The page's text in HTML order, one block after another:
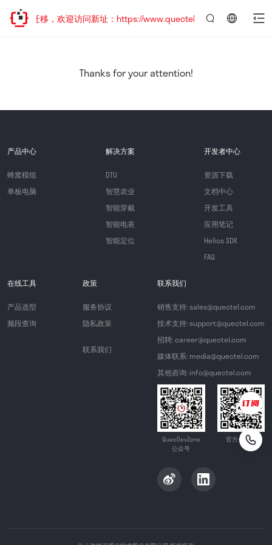
地址已迁移，欢迎访问新址：https://www.quectel.com.cn
Thanks for your attention!
产品中心
蜂窝模组
单板电脑
解决方案
DTU
智慧农业
智能穿戴
智能电表
智能定位
开发者中心
资源下载
文档中心
开发工具
应用笔记
Helios SDK
FAQ
在线工具
产品选型
频段查询
政策
服务协议
隐私政策
联系我们
联系我们
销售支持: sales@quectel.com
技术支持: support@quectel.com
招聘: career@quectel.com
媒体联系: media@quectel.com
其他咨询: info@quectel.com
QuecDevZone
公众号
官方公众号